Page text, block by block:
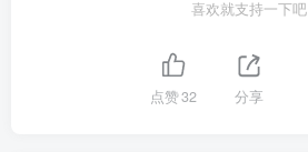
喜欢就支持一下吧
点赞32 分享